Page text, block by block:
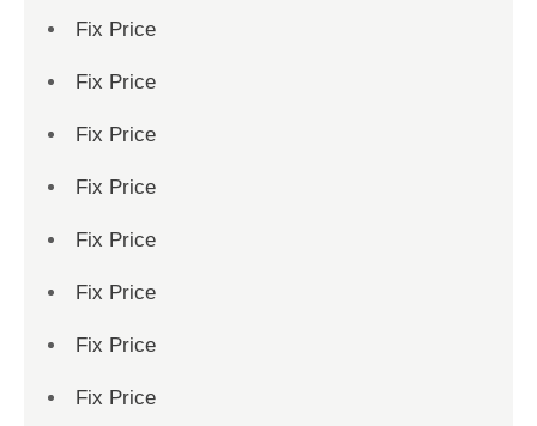
Fix Price
Fix Price
Fix Price
Fix Price
Fix Price
Fix Price
Fix Price
Fix Price